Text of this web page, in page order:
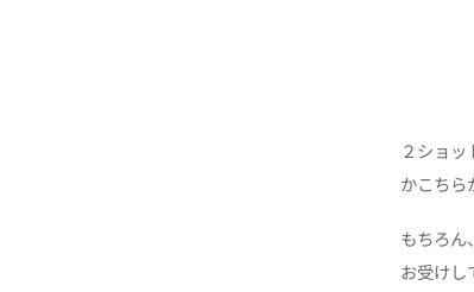
２ショ
かこちら
もちろん
お受けし